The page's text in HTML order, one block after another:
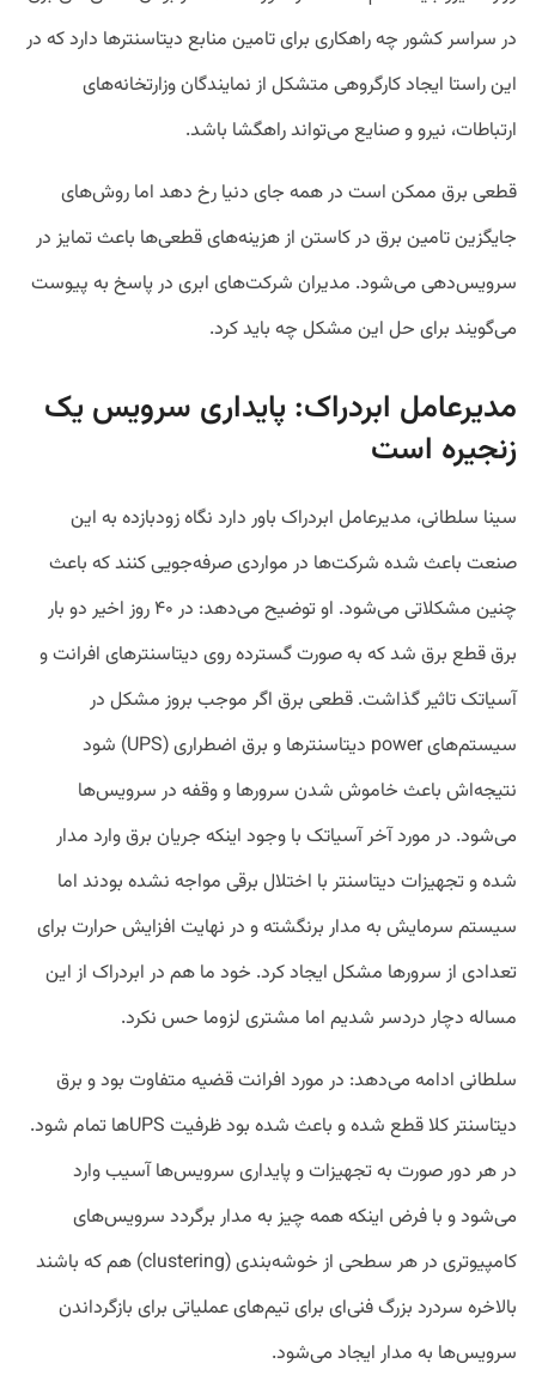
در سراسر کشور چه راهکاری برای تامین منابع دیتاسنترها دارد که در
این راستا ایجاد کارگروهی متشکل از نمایندگان وزارتخانه‌های
ارتباطات، نیرو و صنایع می‌تواند راهگشا باشد.
قطعی برق ممکن است در همه جای دنیا رخ دهد اما روش‌های
جایگزین تامین برق در کاستن از هزینه‌های قطعی‌ها باعث تمایز در
سرویس‌دهی می‌شود. مدیران شرکت‌های ابری در پاسخ به پیوست
می‌گویند برای حل این مشکل چه باید کرد.
مدیرعامل ابردراک: پایداری سرویس یک
زنجیره است
سینا سلطانی، مدیرعامل ابردراک باور دارد نگاه زودبازده به این
صنعت باعث شده شرکت‌ها در مواردی صرفه‌جویی کنند که باعث
چنین مشکلاتی می‌شود. او توضیح می‌دهد:‌ در ۴۰ روز اخیر دو بار
برق قطع برق شد که به صورت گسترده روی دیتاسنترهای افرانت و
آسیاتک تاثیر گذاشت. قطعی برق اگر موجب بروز مشکل در
سیستم‌های power دیتاسنترها و برق اضطراری (UPS) شود
نتیجه‌اش باعث خاموش شدن سرورها و وقفه در سرویس‌ها
می‌شود. در مورد آخر آسیاتک با وجود اینکه جریان برق وارد مدار
شده و تجهیزات دیتاسنتر با اختلال برقی مواجه نشده بودند اما
سیستم سرمایش به مدار برنگشته و در نهایت افزایش حرارت برای
تعدادی از سرورها مشکل ایجاد کرد. خود ما هم در ابردراک از این
مساله دچار دردسر شدیم اما مشتری لزوما حس نکرد.
سلطانی ادامه می‌دهد: در مورد افرانت قضیه متفاوت بود و برق
دیتاسنتر کلا قطع شده و باعث شده بود ظرفیت UPSها تمام شود.
در هر دور صورت به تجهیزات و پایداری سرویس‌ها آسیب وارد
می‌شود و با فرض اینکه همه چیز به مدار برگردد سرویس‌های
کامپیوتری در هر سطحی از خوشه‌بندی (clustering) هم که باشند
بالاخره سردرد بزرگ فنی‌ای برای تیم‌های عملیاتی برای بازگرداندن
سرویس‌ها به مدار ایجاد می‌شود.